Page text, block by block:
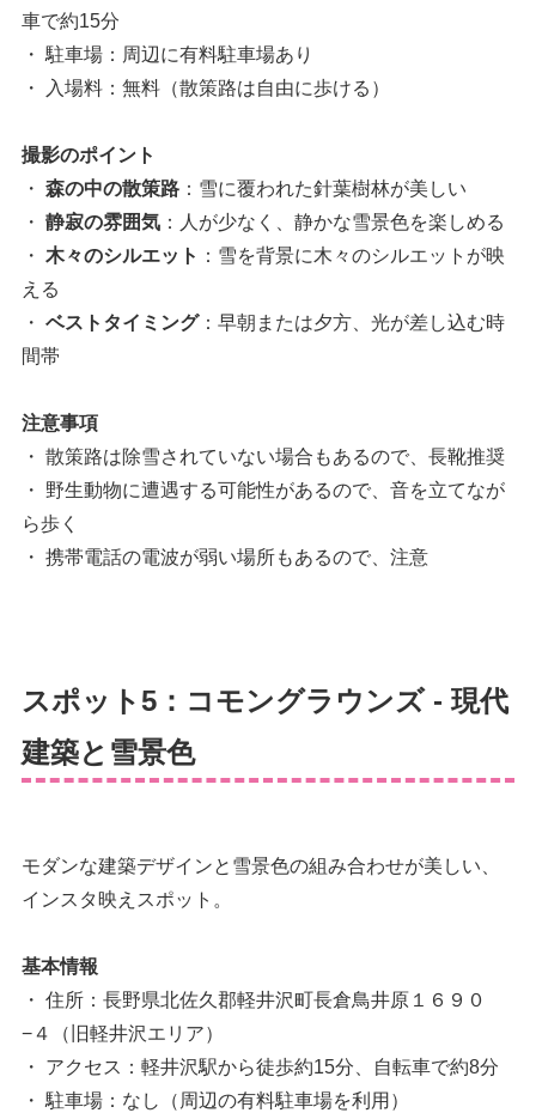
車で約15分
・ 駐車場：周辺に有料駐車場あり
・ 入場料：無料（散策路は自由に歩ける）
撮影のポイント
・ 森の中の散策路：雪に覆われた針葉樹林が美しい
・ 静寂の雰囲気：人が少なく、静かな雪景色を楽しめる
・ 木々のシルエット ：雪を背景に木々のシルエットが映
える
・ ベストタイミング：早朝または夕方、光が差し込む時
間帯
注意事項
・ 散策路は除雪されていない場合もあるので、長靴推奨
・ 野生動物に遭遇する可能性があるので、音を立てなが
ら歩く
・ 携帯電話の電波が弱い場所もあるので、注意
スポット5：コモングラウンズ - 現代
建築と雪景色
モダンな建築デザインと雪景色の組み合わせが美しい、
インスタ映えスポット。
基本情報
・ 住所：長野県北佐久郡軽井沢町長倉鳥井原１６９０
−４（旧軽井沢エリア）
・ アクセス：軽井沢駅から徒歩約15分、自転車で約8分
・ 駐車場：なし（周辺の有料駐車場を利用）